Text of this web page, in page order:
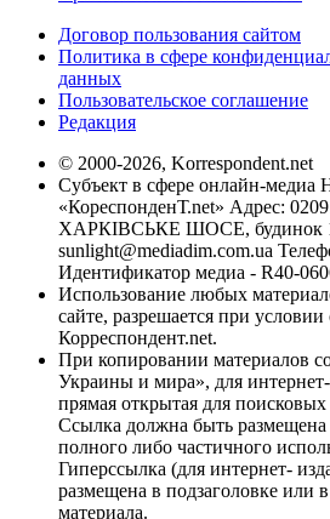
Договор пользования сайтом
Политика в сфере
данных
Пользовательское соглашение
Редакция
© 2000-2026, Korrespondent.net
Субъект в сфере онлайн-медиа
«КореспонденТ.net» Адрес:
ХАРКІВСЬКЕ ШОСЕ, будинок
sunlight@mediadim.com.ua
Идентификатор медиа - R40-
Использование любых
сайте, разрешается при
Корреспондент.net.
При копировании материалов
Украины и мира», для интернет-
прямая открытая для
Ссылка должна быть размещена
полного либо частичного
Гиперссылка (для интернет-
размещена в подзаголовке или
материала.